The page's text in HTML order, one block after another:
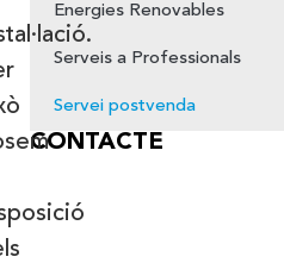
Energies Renovables
Serveis a Professionals
Servei postvenda
CONTACTE